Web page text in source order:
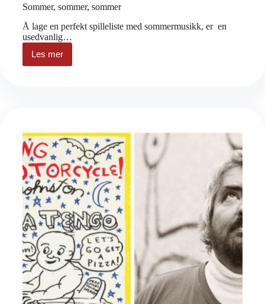
Sommer, sommer, sommer
Å lage en perfekt spilleliste med sommermusikk, er en
usedvanlig…
Les merSommer,
sommer,